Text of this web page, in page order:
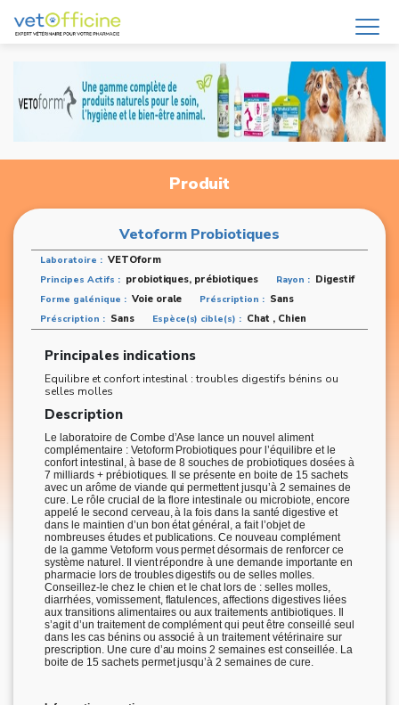
Produit
Vetoform Probiotiques
Laboratoire : VETOform
Principes Actifs : probiotiques, prébiotiques Rayon : Digestif
Forme galénique : Voie orale Préscription : Sans
Préscription : Sans Espèce(s) cible(s) : Chat , Chien
Principales indications
Equilibre et confort intestinal : troubles digestifs bénins ou
selles molles
Description
Le laboratoire de Combe d’Ase lance un nouvel aliment
complémentaire : Vetoform Probiotiques pour l’équilibre et le
confort intestinal, à base de 8 souches de probiotiques dosées à
7 milliards + prébiotiques. Il se présente en boite de 15 sachets
avec un arôme de viande qui permettent jusqu’à 2 semaines de
cure. Le rôle crucial de la flore intestinale ou microbiote, encore
appelé le second cerveau, à la fois dans la santé digestive et
dans le maintien d’un bon état général, a fait l’objet de
nombreuses études et publications. Ce nouveau complément
de la gamme Vetoform vous permet désormais de renforcer ce
système naturel. Il vient répondre à une demande importante en
pharmacie lors de troubles digestifs ou de selles molles.
Conseillez-le chez le chien et le chat lors de : selles molles,
diarrhées, vomissement, flatulences, affections digestives liées
aux transitions alimentaires ou aux traitements antibiotiques. Il
s’agit d’un traitement de complément qui peut être conseillé seul
dans les cas bénins ou associé à un traitement vétérinaire sur
prescription. Une cure d’au moins 2 semaines est conseillée. La
boite de 15 sachets permet jusqu’à 2 semaines de cure.